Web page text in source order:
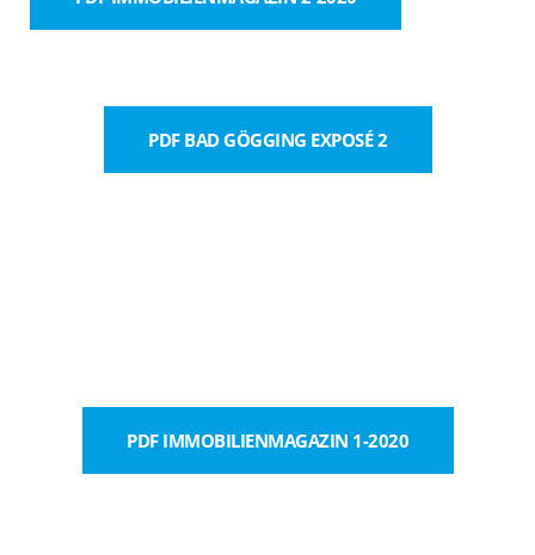
PDF BAD GÖGGING EXPOSÉ 2
PDF IMMOBILIENMAGAZIN 1-2020